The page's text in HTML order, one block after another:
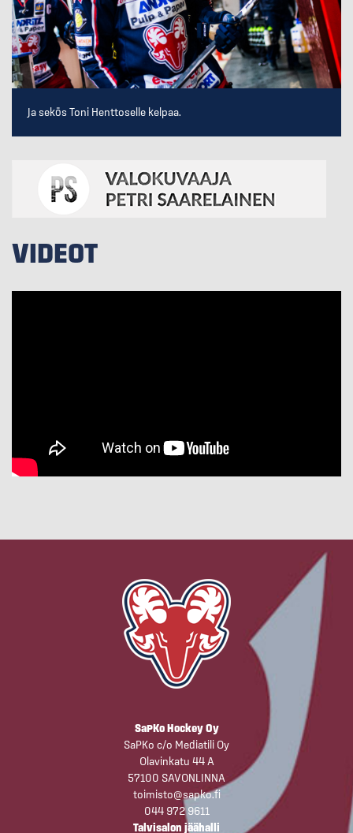
Ja sekös Toni Henttoselle kelpaa.
VIDEOT
SaPKo Hockey Oy
SaPKo c/o Mediatili Oy
Olavinkatu 44 A
57100 SAVONLINNA
toimisto@sapko.fi
044 972 9611
Talvisalon jäähalli